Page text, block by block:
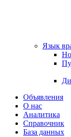
Язык
Объявления
О нас
Аналитика
Справочник
База данных